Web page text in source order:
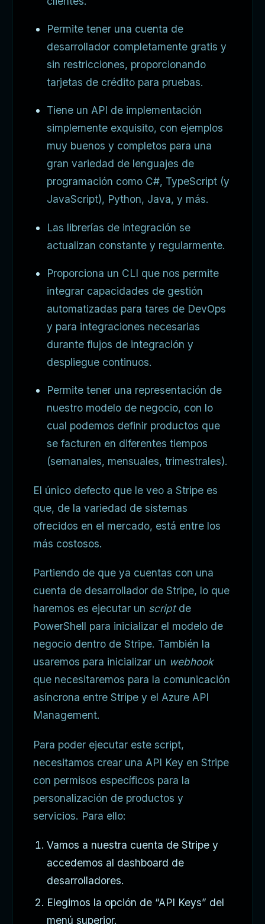
Permite tener una cuenta de
desarrollador completamente gratis y
sin restricciones, proporcionando
tarjetas de crédito para pruebas.
Tiene un API de implementación
simplemente exquisito, con ejemplos
muy buenos y completos para una
gran variedad de lenguajes de
programación como C#, TypeScript (y
JavaScript), Python, Java, y más.
Las librerías de integración se
actualizan constante y regularmente.
Proporciona un CLI que nos permite
integrar capacidades de gestión
automatizadas para tares de DevOps
y para integraciones necesarias
durante flujos de integración y
despliegue continuos.
Permite tener una representación de
nuestro modelo de negocio, con lo
cual podemos definir productos que
se facturen en diferentes tiempos
(semanales, mensuales, trimestrales).
El único defecto que le veo a Stripe es
que, de la variedad de sistemas
ofrecidos en el mercado, está entre los
más costosos.
Partiendo de que ya cuentas con una
cuenta de desarrollador de Stripe, lo que
haremos es ejecutar un scriptde
PowerShell para inicializar el modelo de
negocio dentro de Stripe. También la
usaremos para inicializar un webhook
que necesitaremos para la comunicación
asíncrona entre Stripe y el Azure API
Management.
Para poder ejecutar este script,
necesitamos crear una API Key en Stripe
con permisos específicos para la
personalización de productos y
servicios. Para ello:
Vamos a nuestra cuenta de Stripe y
accedemos al dashboard de
desarrolladores.
Elegimos la opción de “API Keys” del
menú superior.